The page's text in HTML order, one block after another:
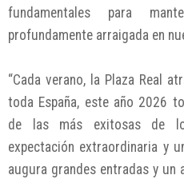
fundamentales para
profundamente arraigada en
“Cada verano, la Plaza Real
toda España, este año 2026
de las más exitosas de
expectación extraordinaria y
augura grandes entradas y un